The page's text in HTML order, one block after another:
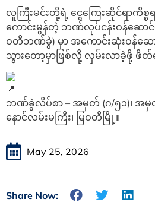
လူကြီးမင်းတို့ရဲ့ ငွေကြေးဆိုင်ရာကိစ္
ကောင်းမွန်တဲ့ ဘဏ်လုပ်ငန်းဝန်ဆောင်မှုမ
ဝတီဘဏ်ခွဲ) မှာ အကောင်းဆုံးဝန်ဆော
သွားတော့မှာဖြစ်လို့ လှမ်းလာခဲ့ဖို့ ဖိတ်
ဘဏ်ခွဲလိပ်စာ – အမှတ် (ဂ/၅၁)၊ အ
နောင်လမ်းမကြီး၊ မြဝတီမြို့။
May 25, 2026
Share Now: